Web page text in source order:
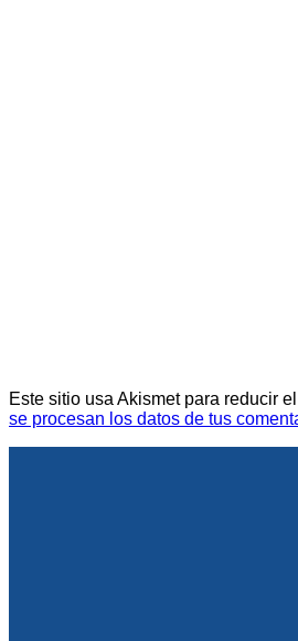
Este sitio usa Akismet para reducir
se procesan los datos de tus